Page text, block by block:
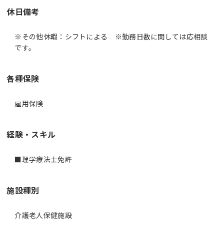
休日備考
※その他休暇：シフトによる ※勤務日数に関しては応相談
です。
各種保険
雇用保険
経験・スキル
■理学療法士免許
施設種別
介護老人保健施設